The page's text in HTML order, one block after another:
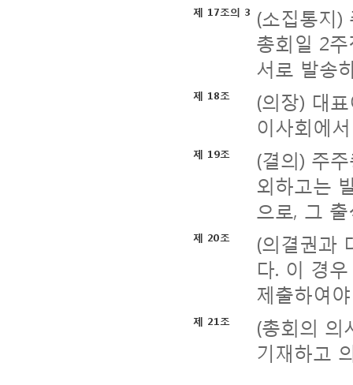
제 17조의 3 (소집통지)
총회일 2
서로 발송
제 18조
(의장) 대
이사회에
제 19조
(결의) 주
외하고는
으로, 그
제 20조
(의결권과
다. 이 경
제출하여
제 21조
(총회의 의
기재하고